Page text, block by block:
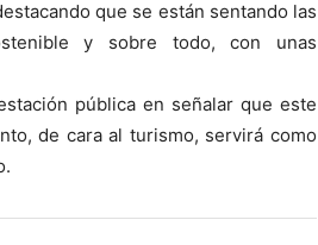
que se están sentando las
y sobre todo, con unas
pública en señalar que este
de cara al turismo, servirá como